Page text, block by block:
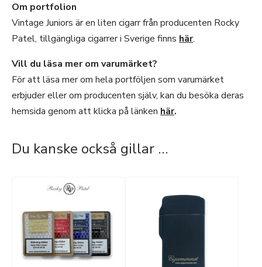
Om portfolion
Vintage Juniors är en liten cigarr från producenten Rocky
Patel, tillgängliga cigarrer i Sverige finns här.
Vill du läsa mer om varumärket?
För att läsa mer om hela portföljen som varumärket
erbjuder eller om producenten själv, kan du besöka deras
hemsida genom att klicka på länken här.
Du kanske också gillar …